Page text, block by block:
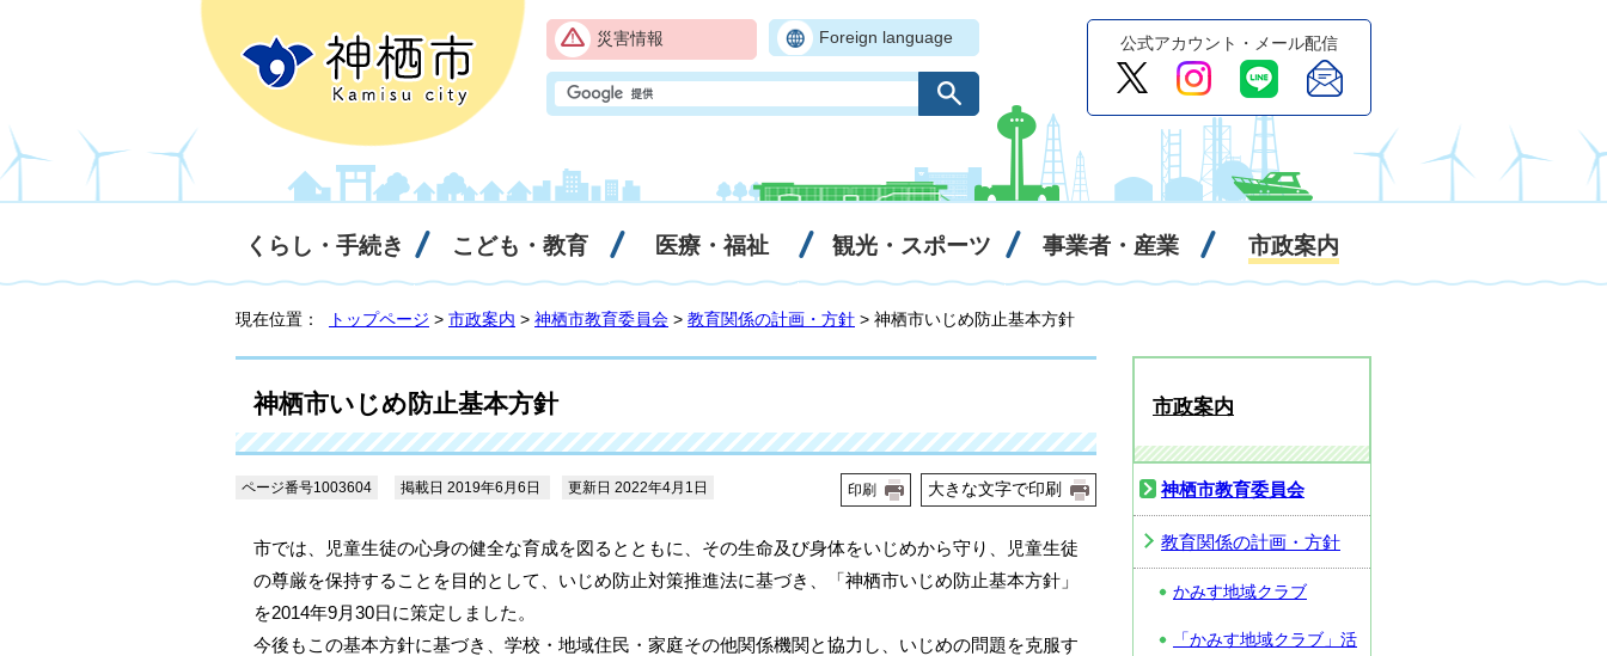
災害情報 Foreign language 公式アカウント・メール配信
くらし・手続き こども・教育 医療・福祉 観光・スポーツ 事業者・産業 市政案内
現在位置： トップページ > 市政案内 > 神栖市教育委員会 > 教育関係の計画・方針 > 神栖市いじめ防止基本方針
神栖市いじめ防止基本方針
ページ番号1003604 掲載日 2019年6月6日 更新日 2022年4月1日 印刷 大きな文字で印刷
市では、児童生徒の心身の健全な育成を図るとともに、その生命及び身体をいじめから守り、児童生徒
の尊厳を保持することを目的として、いじめ防止対策推進法に基づき、「神栖市いじめ防止基本方針」
を2014年9月30日に策定しました。
今後もこの基本方針に基づき、学校・地域住民・家庭その他関係機関と協力し、いじめの問題を克服す
市政案内
神栖市教育委員会
教育関係の計画・方針
かみす地域クラブ
「かみす地域クラブ」活